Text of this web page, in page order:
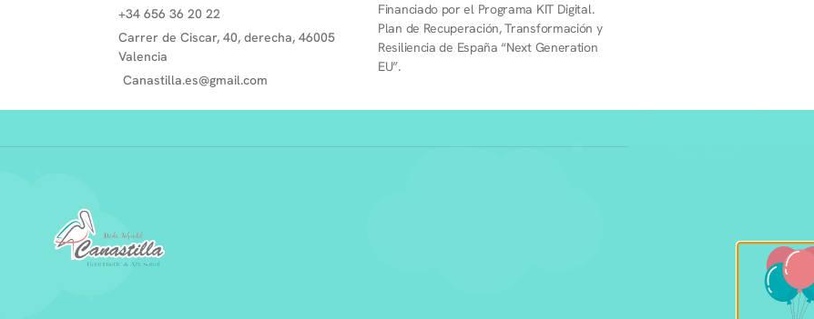
+34 656 36 20 22
Carrer de Ciscar, 40, derecha, 46005
Valencia
Canastilla.es@gmail.com
Financiado por el Programa KIT Digital.
Plan de Recuperación, Transformación y
Resiliencia de España “Next Generation
EU”.